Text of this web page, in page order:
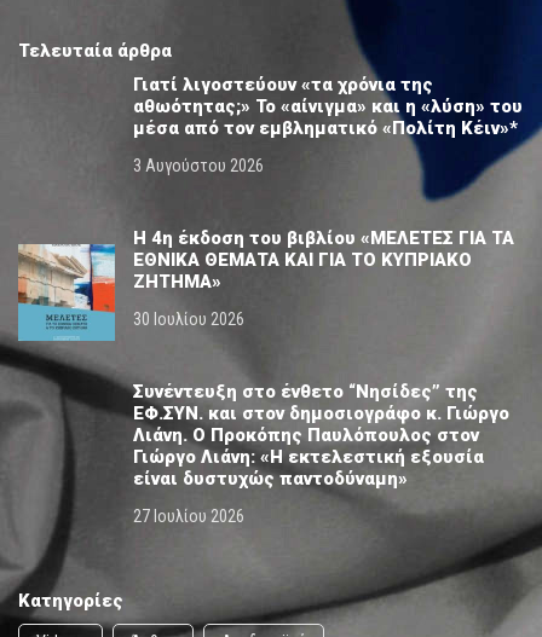
Τελευταία άρθρα
Γιατί λιγοστεύουν «τα χρόνια της
αθωότητας;» Το «αίνιγμα» και η «λύση» του
μέσα από τον εμβληματικό «Πολίτη Κέιν»*
3 Αυγούστου 2026
Η 4η έκδοση του βιβλίου «ΜΕΛΕΤΕΣ ΓΙΑ ΤΑ
ΕΘΝΙΚΑ ΘΕΜΑΤΑ ΚΑΙ ΓΙΑ ΤΟ ΚΥΠΡΙΑΚΟ
ΖΗΤΗΜΑ»
30 Ιουλίου 2026
Συνέντευξη στο ένθετο “Νησίδες” της
ΕΦ.ΣΥΝ. και στον δημοσιογράφο κ. Γιώργο
Λιάνη. Ο Προκόπης Παυλόπουλος στον
Γιώργο Λιάνη: «Η εκτελεστική εξουσία
είναι δυστυχώς παντοδύναμη»
27 Ιουλίου 2026
Κατηγορίες